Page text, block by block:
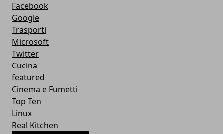
Facebook
Google
Trasporti
Microsoft
Twitter
Cucina
featured
Cinema e Fumetti
Top Ten
Linux
Real Kitchen